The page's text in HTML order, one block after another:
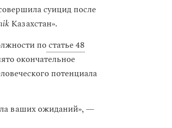
суицид после
Казахстан».
постатье 48
окончательное
потенциала
ваших ожиданий», —